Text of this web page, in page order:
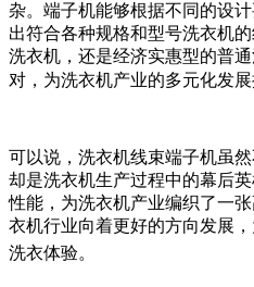
杂。端子机能够根据不同的设
出符合各种规格和型号洗衣机
洗衣机，还是经济实惠型的普
对，为洗衣机产业的多元化发展
可以说，洗衣机线束端子机虽
却是洗衣机生产过程中的幕后
性能，为洗衣机产业编织了一
衣机行业向着更好的方向发展
洗衣体验。